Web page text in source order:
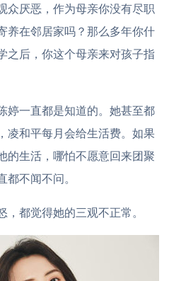
众厌恶，作为母亲你没有尽职
养在邻居家吗？那么多年你什
之后，你这个母亲来对孩子指
婷一直都是知道的。她甚至都
凌和平每月会给生活费。如果
的生活，哪怕不愿意回来团聚
不闻不问。
都觉得她的三观不正常。